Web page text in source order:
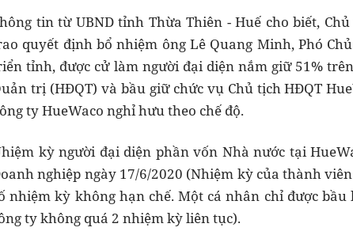
tin từ UBND tỉnh Thừa Thiên - Huế cho biết,
quyết định bổ nhiệm ông Lê Quang Minh, Phó
tỉnh, được cử làm người đại diện nắm giữ 51%
trị (HĐQT) và bầu giữ chức vụ Chủ tịch HĐQT
ty HueWaco nghỉ hưu theo chế độ.
kỳ người đại diện phần vốn Nhà nước tại
nghiệp ngày 17/6/2020 (Nhiệm kỳ của thành
nhiệm kỳ không hạn chế. Một cá nhân chỉ được
ty không quá 2 nhiệm kỳ liên tục).